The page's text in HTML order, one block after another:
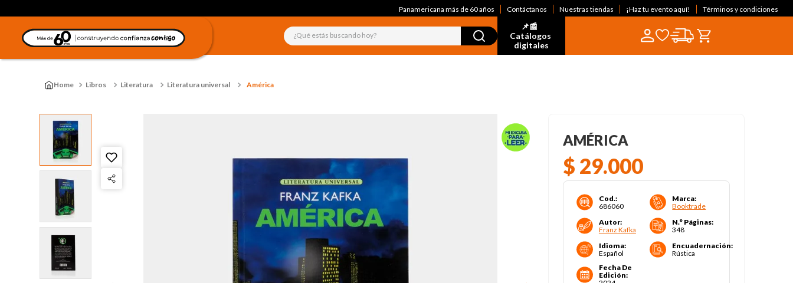
Panamericana más de 60 años Contáctanos Nuestras tiendas ¡Haz tu evento aquí! Términos y condiciones
¿Qué estás buscando hoy?
📌📰
Catálogos
digitales
Libros Literatura Literatura universal América
AMÉRICA
$ 29.000
Cod.:
686060
Marca:
Booktrade
Autor:
Franz Kafka
N.° Páginas:
348
Idioma:
Español
Encuadernación:
Rústica
Fecha De
Edición: